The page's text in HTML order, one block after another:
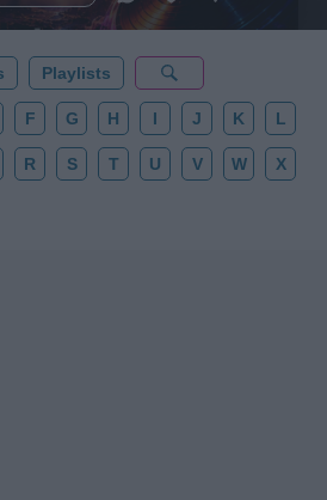
Playlists
F G H I J K L
R S T U V W X